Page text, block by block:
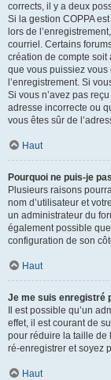
corrects, il y a deux
Si la gestion COPPA
lors de
courriel. Certains
création de compte
que vous puissiez vous
l’enregistrement. Si
Si vous n’avez pas
adresse incorrecte ou
vous êtes sûr de
Haut
Pourquoi ne puis-je
Plusieurs raisons
nom d’utilisateur et
un administrateur du
également possible
configuration de son
Haut
Je me suis enregistré
Il est possible qu’un
effet, il est courant de
pour réduire la taille de
ré-enregistrer et soyez
Haut